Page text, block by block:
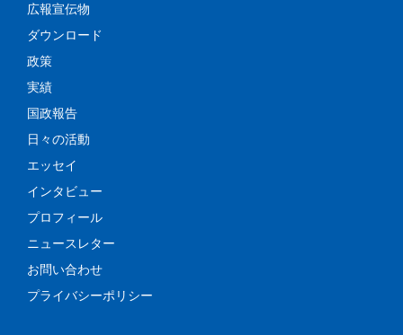
広報宣伝物
ダウンロード
政策
実績
国政報告
日々の活動
エッセイ
インタビュー
プロフィール
ニュースレター
お問い合わせ
プライバシーポリシー